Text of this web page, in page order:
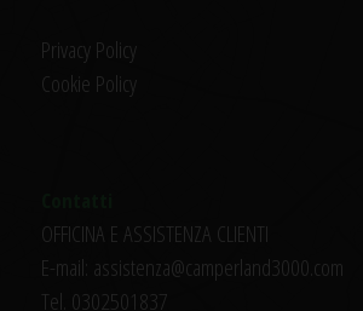
Privacy Policy
Cookie Policy
OFFICINA E ASSISTENZA CLIENTI
E-mail: assistenza@camperland3000.com
Tel. 0302501837